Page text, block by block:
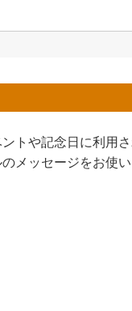
トや記念日に利用さ
メッセージをお使